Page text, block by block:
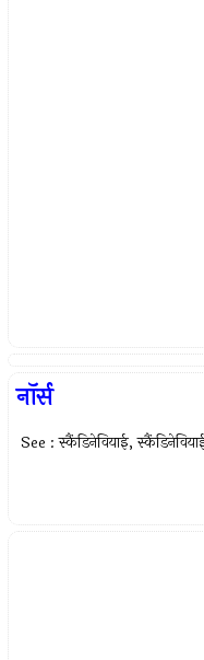
नॉर्स
See : स्कैंडिनेवियाई,